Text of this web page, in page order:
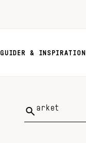
GUIDER & INSPIRATION
Sök